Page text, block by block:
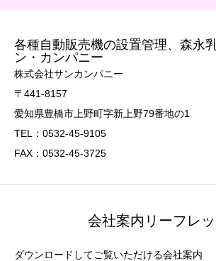
各種自動販売機の設置管理、森永
ン・カンパニー
株式会社サンカンパニー
〒441-8157
愛知県豊橋市上野町字新上野79番地の1
TEL：0532-45-9105
FAX：0532-45-3725
会社案内リーフレッ
ダウンロードしてご覧いただける会社案内